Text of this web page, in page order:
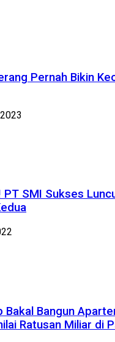
Pernah Bikin
PT SMI Sukses
Bakal Bangun
Ratusan Miliar di